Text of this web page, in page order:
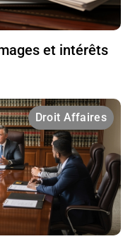
et intérêts
Droit Affaires